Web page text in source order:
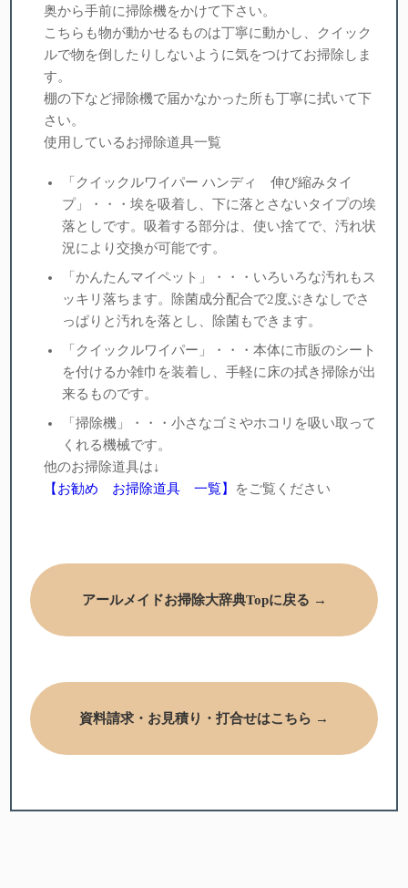
奥から手前に掃除機をかけて下さい。
こちらも物が動かせるものは丁寧に動かし、クイック
ルで物を倒したりしないように気をつけてお掃除しま
す。
棚の下など掃除機で届かなかった所も丁寧に拭いて下
さい。
使用しているお掃除道具一覧
「クイックルワイパー ハンディ 伸び縮みタイ
プ」・・・埃を吸着し、下に落とさないタイプの埃
落としです。吸着する部分は、使い捨てで、汚れ状
況により交換が可能です。
「かんたんマイペット」・・・いろいろな汚れもス
ッキリ落ちます。除菌成分配合で2度ぶきなしでさ
っぱりと汚れを落とし、除菌もできます。
「クイックルワイパー」・・・本体に市販のシート
を付けるか雑巾を装着し、手軽に床の拭き掃除が出
来るものです。
「掃除機」・・・小さなゴミやホコリを吸い取って
くれる機械です。
他のお掃除道具は↓
【お勧め お掃除道具 一覧】
をご覧ください
アールメイドお掃除大辞典Topに戻る →
資料請求・お見積り・打合せはこちら →